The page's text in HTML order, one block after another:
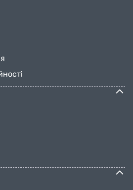
уровень нагрузки,
уровня очень популярны
изделия подходят для
и справляются со
и обычно оснащены